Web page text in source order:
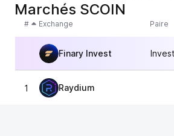
Marchés SCOIN
# Exchange Paire
Finary Invest
1 Raydium